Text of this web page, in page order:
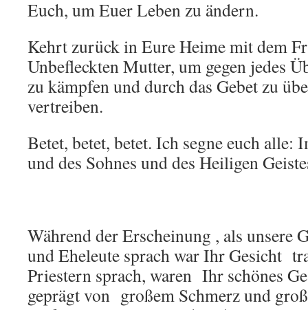
Euch, um Euer Leben zu ändern.
Kehrt zurück in Eure Heime mit dem
Unbefleckten Mutter, um gegen jedes
zu kämpfen und durch das Gebet zu
vertreiben.
Betet, betet, betet. Ich segne euch alle:
und des Sohnes und des Heiligen
Während der Erscheinung , als unsere
und Eheleute sprach war Ihr Gesicht
Priestern sprach, waren Ihr schönes
geprägt von großem Schmerz und